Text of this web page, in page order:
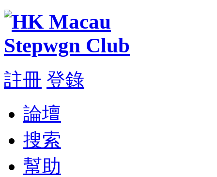
註冊 登錄
論壇
搜索
幫助